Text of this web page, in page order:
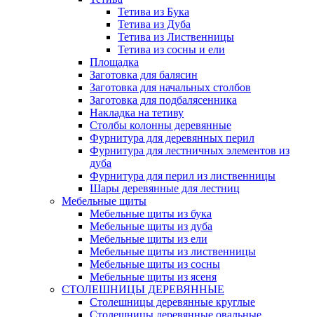
Тетива из Бука
Тетива из Дуба
Тетива из Лиственницы
Тетива из сосны и ели
Площадка
Заготовка для балясин
Заготовка для начальных столбов
Заготовка для подбалясенника
Накладка на тетиву
Столбы колонны деревянные
Фурнитура для деревянных перил
Фурнитура для лестничных элементов из
дуба
Фурнитура для перил из лиственницы
Шары деревянные для лестниц
Мебельные щиты
Мебельные щиты из бука
Мебельные щиты из дуба
Мебельные щиты из ели
Мебельные щиты из лиственницы
Мебельные щиты из сосны
Мебельные щиты из ясеня
СТОЛЕШНИЦЫ ДЕРЕВЯННЫЕ
Столешницы деревянные круглые
Столешницы деревянные овальные